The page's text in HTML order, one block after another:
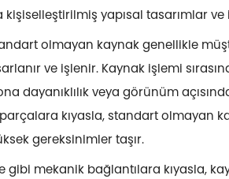
kişiselleştirilmiş yapısal tasarımlar
olmayan kaynak genellikle
ve işlenir. Kaynak işlemi
dayanıklılık veya görünüm
kıyasla, standart olmayan
gereksinimler taşır.
gibi mekanik bağlantılara kıyasla,